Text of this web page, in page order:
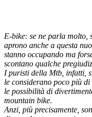
E-bike: se ne parla molto,
aprono anche a questa
stanno occupando ma
scontano qualche
I puristi della Mtb, infatti,
le considerano poco più
le possibilità di
mountain bike.
Anzi, più precisamente,